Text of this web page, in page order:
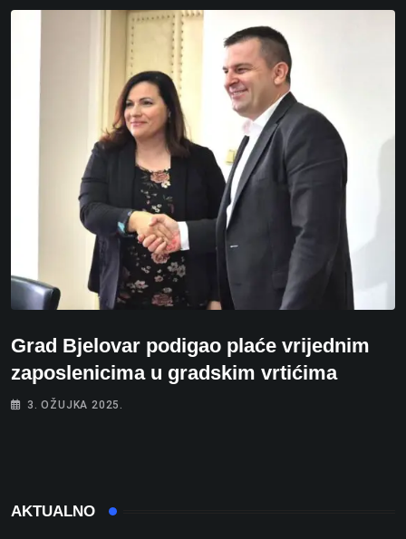
Grad Bjelovar podigao plaće vrijednim
zaposlenicima u gradskim vrtićima
3. OŽUJKA 2025.
AKTUALNO